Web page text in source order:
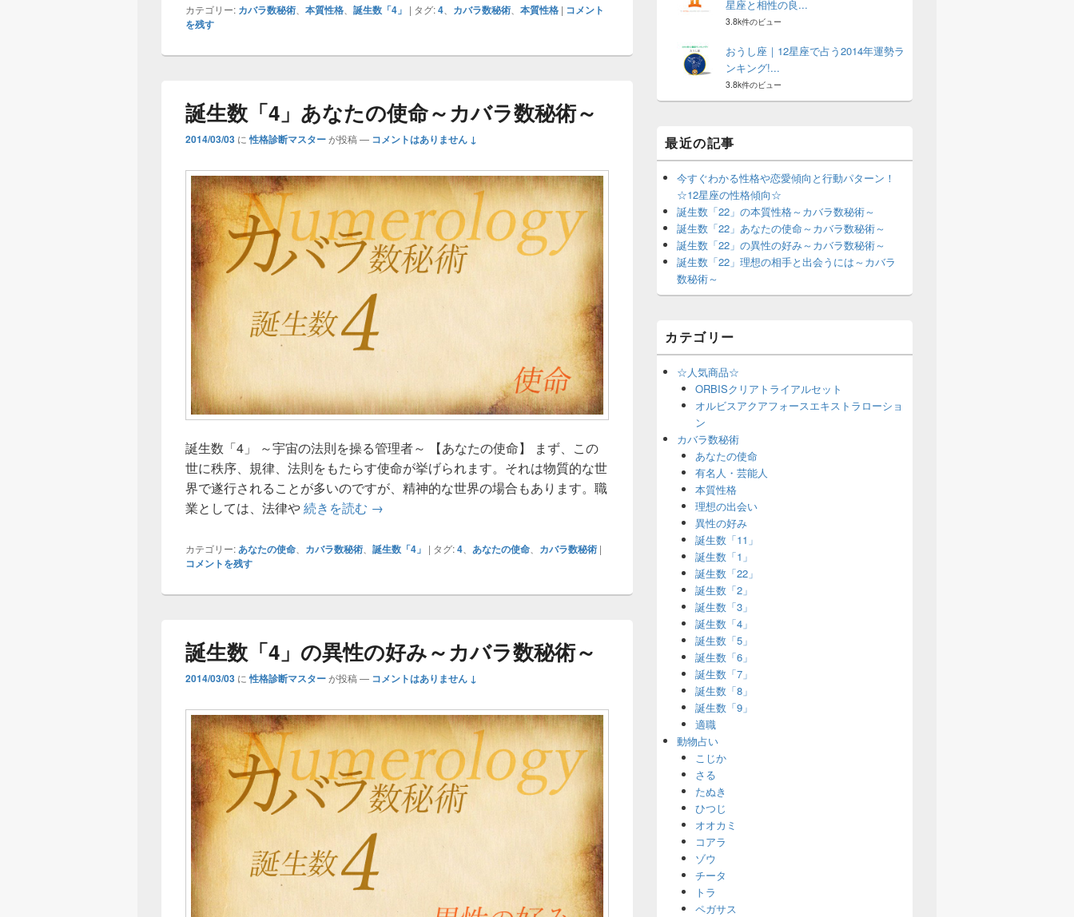
カテゴリー: カバラ数秘術 本質性格 誕生数「4」 | タグ:4 カバラ数秘術 本質性格 | コメント
を残す
誕生数「4」あなたの使命～カバラ数秘術～
2014/03/03 に 性格診断マスターが投稿 — コメントはありません ↓
誕生数「4」 ～宇宙の法則を操る管理者～ 【あなたの使命】 まず、この
世に秩序、規律、法則をもたらす使命が挙げられます。それは物質的な世
界で遂行されることが多いのですが、精神的な世界の場合もあります。職
業としては、法律や続きを読む 誕生数「4」あなたの使命～カバラ数秘術～
→
カテゴリー:あなたの使命 カバラ数秘術 誕生数「4」 | タグ:4 あなたの使命 カバラ数秘術 |
コメントを残す
誕生数「4」の異性の好み～カバラ数秘術～
2014/03/03 に 性格診断マスターが投稿 — コメントはありません ↓
星座と相性の良...
3.8k件のビュー
おうし座｜12星座で占う2014年運勢ラ
ンキング!...
3.8k件のビュー
最近の記事
今すぐわかる性格や恋愛傾向と行動パターン！
☆12星座の性格傾向☆
誕生数「22」の本質性格～カバラ数秘術～
誕生数「22」あなたの使命～カバラ数秘術～
誕生数「22」の異性の好み～カバラ数秘術～
誕生数「22」理想の相手と出会うには～カバラ
数秘術～
カテゴリー
☆人気商品☆
ORBISクリアトライアルセット
オルビスアクアフォースエキストラローショ
ン
カバラ数秘術
あなたの使命
有名人・芸能人
本質性格
理想の出会い
異性の好み
誕生数「11」
誕生数「1」
誕生数「22」
誕生数「2」
誕生数「3」
誕生数「4」
誕生数「5」
誕生数「6」
誕生数「7」
誕生数「8」
誕生数「9」
適職
動物占い
こじか
さる
たぬき
ひつじ
オオカミ
コアラ
ゾウ
チータ
トラ
ペガサス